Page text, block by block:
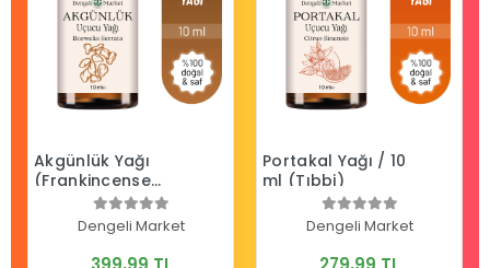
Akgünlük Yağı
(Frankincense
Yağı) / 10 ml
(Tıbbi)Dengeli Market
Portakal Yağı / 10
ml (Tıbbi)
Dengeli Market